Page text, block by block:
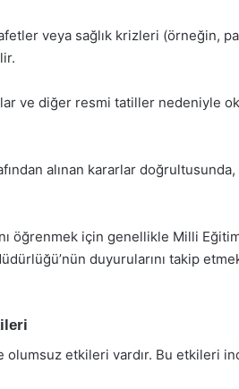
veya sağlık krizleri (örneğin,
ve diğer resmi tatiller nedeniyle
alınan kararlar
öğrenmek için genellikle Milli Eğitim
duyurularını takip
etkileri vardır. Bu etkileri